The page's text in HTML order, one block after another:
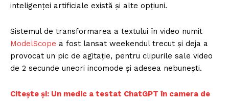
inteligenței artificiale există și alte opțiuni.
Sistemul de transformarea a textului în video numit
ModelScope a fost lansat weekendul trecut și deja a
provocat un pic de agitație, pentru clipurile sale video
de 2 secunde uneori incomode și adesea nebunești.
Citește și: Un medic a testat ChatGPT în camera de